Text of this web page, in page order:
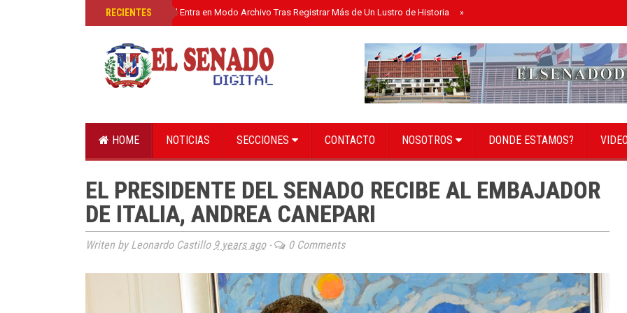
RECIENTES
»El Senado Digital Entra en Modo Archivo Tras Registrar Más de Un Lustro de Historia » Senado instala bufete directivo para el
HOME NOTICIAS SECCIONES CONTACTO NOSOTROS DONDE ESTAMOS?
EL PRESIDENTE DEL SENADO RECIBE AL EMBAJADOR
DE ITALIA, ANDREA CANEPARI
Writen by Leonardo Castillo 9 years ago- 0 Comments